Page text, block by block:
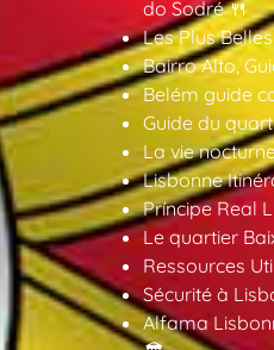
do Sodré 🍴
Les Plus
Bairro Alto,
Belém guide
Guide du
La vie
Lisbonne
Príncipe Real
Le quartier
Ressources
Sécurité à
Alfama